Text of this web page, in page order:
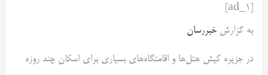
به گزارش خبررسان
در جزیره کیش هتل‌ها و اقامتگاه‌های بسیاری برای اسکان چند روزه